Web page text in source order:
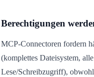
Berechtigungen
MCP-Connectoren fordern
(komplettes Dateisystem,
Lese/Schreibzugriff),